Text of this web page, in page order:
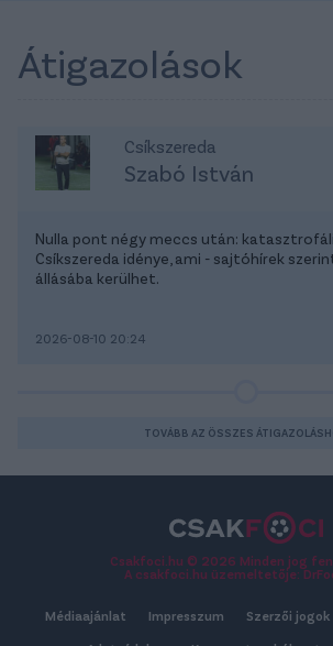
Átigazolások
Csíkszereda
Szabó István
Nulla pont négy meccs után:
Csíkszereda idénye, ami - sajtóhírek
állásába kerülhet.
2026-08-10 20:24
TOVÁBB AZ ÖSSZES
Csakfoci.hu © 2026 Minden jog
A csakfoci.hu üzemeltetője:
Médiaajánlat Impresszum Szerzői jogok